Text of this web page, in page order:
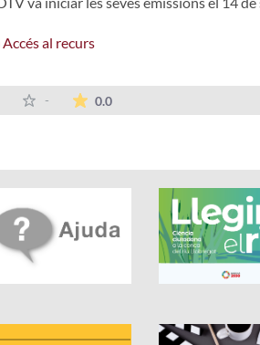
Accés al recurs
- 0.0La mitjana de les